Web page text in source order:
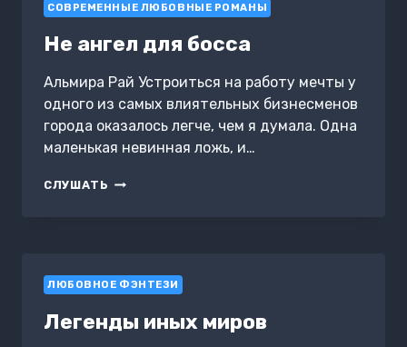
СОВРЕМЕННЫЕ ЛЮБОВНЫЕ РОМАНЫ
Не ангел для босса
Альмира Рай Устроиться на работу мечты у
одного из самых влиятельных бизнесменов
города оказалось легче, чем я думала. Одна
маленькая невинная ложь, и…
СЛУШАТЬ НЕ
ЛЮБОВНОЕ ФЭНТЕЗИ
Легенды иных миров